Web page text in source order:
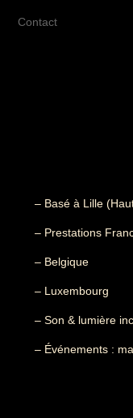
Contact
– Basé à Lille
– Prestations
– Belgique
– Luxembourg
– Son & lumière
– Événements :